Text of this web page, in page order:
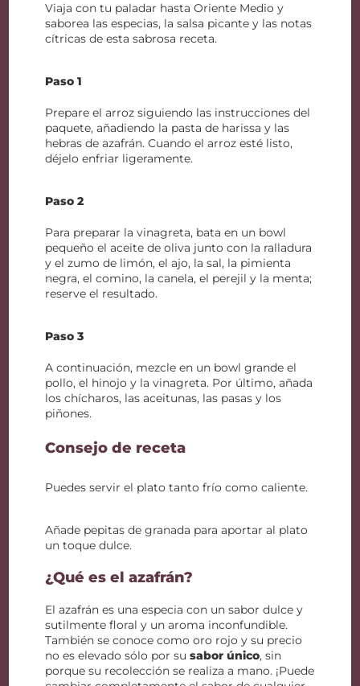
Viaja con tu paladar hasta Oriente Medio y
saborea las especias, la salsa picante y las notas
cítricas de esta sabrosa receta.
Paso 1
Prepare el arroz siguiendo las instrucciones del
paquete, añadiendo la pasta de harissa y las
hebras de azafrán. Cuando el arroz esté listo,
déjelo enfriar ligeramente.
Paso 2
Para preparar la vinagreta, bata en un bowl
pequeño el aceite de oliva junto con la ralladura
y el zumo de limón, el ajo, la sal, la pimienta
negra, el comino, la canela, el perejil y la menta;
reserve el resultado.
Paso 3
A continuación, mezcle en un bowl grande el
pollo, el hinojo y la vinagreta. Por último, añada
los chícharos, las aceitunas, las pasas y los
piñones.
Consejo de receta
Puedes servir el plato tanto frío como caliente.
Añade pepitas de granada para aportar al plato
un toque dulce.
¿Qué es el azafrán?
El azafrán es una especia con un sabor dulce y
sutilmente floral y un aroma inconfundible.
También se conoce como oro rojo y su precio
no es elevado sólo por susabor único, sin
porque su recolección se realiza a mano. ¡Puede